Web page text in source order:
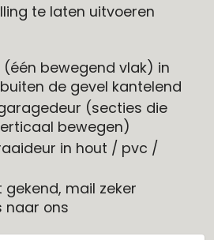
te laten uitvoeren
bewegend vlak) in
de gevel kantelend
(secties die
bewegen)
in hout / pvc /
mail zeker
naar ons